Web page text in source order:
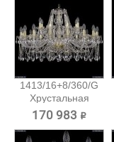
1413/16+8/360/G
Хрустальная
подвесная...
170 983 ₽